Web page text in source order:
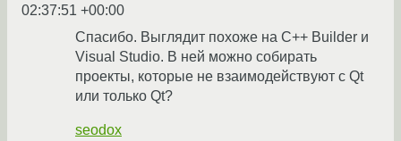
02:37:51 +00:00
Спасибо. Выглядит похоже на C++ Builder и
Visual Studio. В ней можно собирать
проекты, которые не взаимодействуют с Qt
или только Qt?
seodox